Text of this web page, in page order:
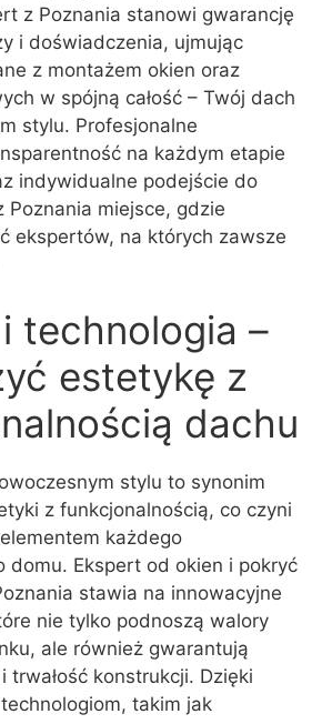
z Poznania stanowi gwarancję
i doświadczenia, ujmując
z montażem okien oraz
w spójną całość – Twój dach
stylu. Profesjonalne
na każdym etapie
indywidualne podejście do
Poznania miejsce, gdzie
ekspertów, na których zawsze
technologia –
estetykę z
dachu
stylu to synonim
z funkcjonalnością, co czyni
każdego
domu. Ekspert od okien i pokryć
stawia na innowacyjne
nie tylko podnoszą walory
ale również gwarantują
trwałość konstrukcji. Dzięki
takim jak